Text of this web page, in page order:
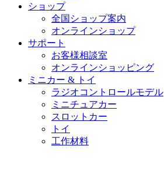
ショップ
全国ショップ案内
オンラインショップ
サポート
お客様相談室
オンラインショッピング
ミニカー & トイ
ラジオコントロールモデル
ミニチュアカー
スロットカー
トイ
工作材料